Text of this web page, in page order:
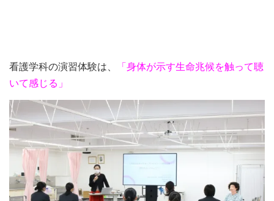
看護学科の演習体験は、
「身体が示す生命兆候を触って聴
いて感じる」